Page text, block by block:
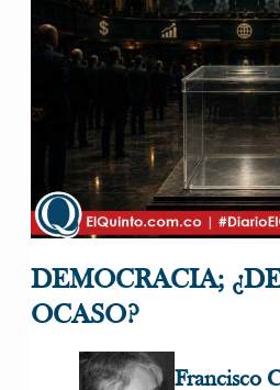
DEMOCRACIA;
OCASO?
Francisco